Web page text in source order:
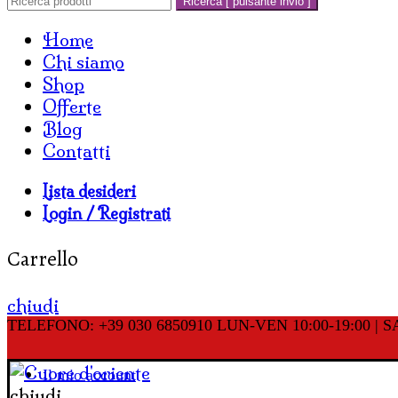
Home
Chi siamo
Shop
Offerte
Blog
Contatti
Lista desideri
Login / Registrati
Carrello
chiudi
TELEFONO: +39 030 6850910 LUN-VEN 10:00-19:00 |
Il mio account